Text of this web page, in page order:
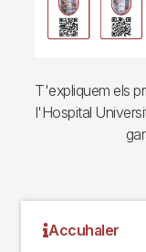
T'expliquem els
l'Hospital
Accuhaler